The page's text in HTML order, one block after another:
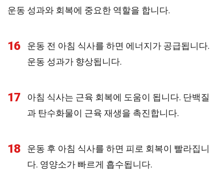
운동 성과와 회복에 중요한 역할을 합니다.
16
운동 전 아침 식사를 하면 에너지가 공급됩니다.
운동 성과가 향상됩니다.
17
아침 식사는 근육 회복에 도움이 됩니다. 단백질
과 탄수화물이 근육 재생을 촉진합니다.
18
운동 후 아침 식사를 하면 피로 회복이 빨라집니
다. 영양소가 빠르게 흡수됩니다.